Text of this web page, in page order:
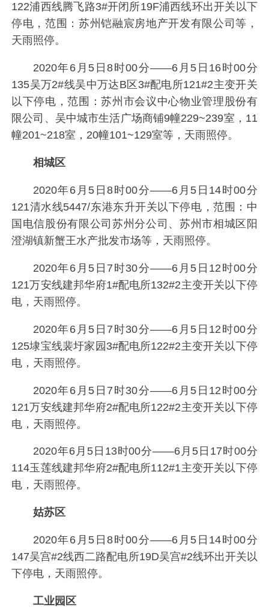
122浦西线腾飞路3#开闭所19F浦西线环出开关以下
停电，范围：苏州铠融宸房地产开发有限公司等，
天雨照停。
2020年6月5日8时00分——6月5日16时00分
135吴万2#线吴中万达B区3#配电所121#2主变开关
以下停电，范围：苏州市会议中心物业管理股份有
限公司、吴中城市生活广场商铺9幢229~239室，11
幢201~218室，20幢101~129室等，天雨照停。
相城区
2020年6月5日8时00分——6月5日14时00分
121清水线5447/东港东升开关以下停电，范围：中
国电信股份有限公司苏州分公司、苏州市相城区阳
澄湖镇新蟹王水产批发市场等，天雨照停。
2020年6月5日7时30分——6月5日12时00分
121万安线建邦华府1#配电所132#2主变开关以下停
电，天雨照停。
2020年6月5日7时30分——6月5日12时00分
125埭宝线裴圩家园3#配电所122#2主变开关以下停
电，天雨照停。
2020年6月5日7时30分——6月5日12时00分
121万安线建邦华府2#配电所122#2主变开关以下停
电，天雨照停。
2020年6月5日13时00分——6月5日17时00分
114玉莲线建邦华府2#配电所112#1主变开关以下停
电，天雨照停。
姑苏区
2020年6月5日8时00分——6月5日14时00分
147吴宫#2线西二路配电所19D吴宫#2线环出开关以
下停电，天雨照停。
工业园区